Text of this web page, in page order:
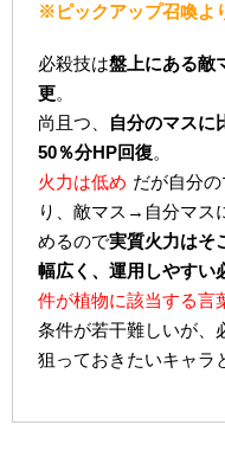
※ピックアップ召喚よ
必殺技は盤上にある敵
更。
尚且つ、 自分のマスに
50％分HP回復。
火力は低め だが自分
り、敵マス→自分マス
めるので実質火力はそ
幅広く、運用しやすい
件が植物に該当する言
条件が若干難しいが、
狙っておきたいキャラ